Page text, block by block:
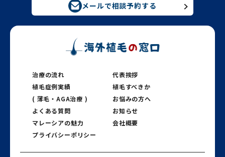
メールで相談予約する
治療の流れ
代表挨拶
植毛症例実績
( 薄毛・AGA治療 )
植毛すべきか
お悩みの方へ
よくある質問
お知らせ
マレーシアの魅力
会社概要
プライバシーポリシー